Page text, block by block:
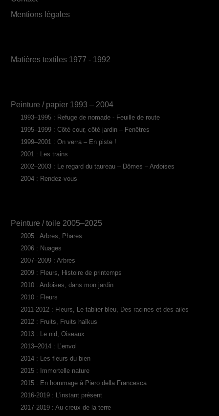
Mentions légales
Matières textiles 1977 - 1992
Peinture / papier 1993 – 2004
1993–1995 : Refuge de nomade - Feuille de route
1995–1999 : Côté cour, côté jardin – Fenêtres
1999–2001 : On verra – En piste !
2001 : Les trains
2002–2003 : Le regard du taureau – Dômes – Ardoises
2004 : Rendez-vous
Peinture / toile 2005–2025
2005 : Arbres, Phares
2006 : Nuages
2007–2009 : Arbres
2009 : Fleurs, Histoire de printemps
2010 : Ardoises, dans mon jardin
2010 : Fleurs
2011-2012 : Fleurs, Le tablier bleu, Des racines et des ailes
2012 : Fruits, Fruits haïkus
2013 : Le nid, Oiseaux
2013–2014 : L’envol
2014 : Les fleurs du bien
2015 : Immortelle nature
2015 : En hommage à Piero della Francesca
2016-2019 : L'instant présent
2017-2019 : Au creux de la terre